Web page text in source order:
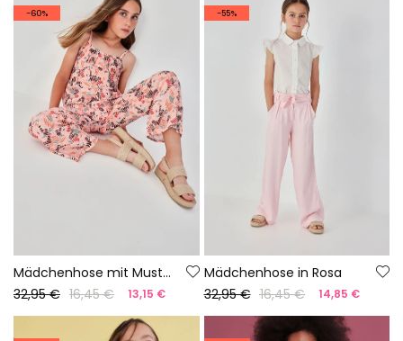
-60%
Mädchenhose mit Muster
32,95 € 16,45 € 13,15 €
-55%
Mädchenhose in Rosa
32,95 € 16,45 € 14,85 €